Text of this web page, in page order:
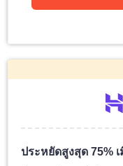
ประหยัดสูงสุด 75%